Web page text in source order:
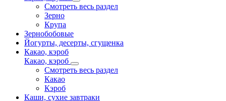
Смотреть весь раздел
Зерно
Крупа
Зернобобовые
Йогурты, десерты, сгущенка
Какао, кэроб
Какао, кэроб
Смотреть весь раздел
Какао
Кэроб
Каши, сухие завтраки